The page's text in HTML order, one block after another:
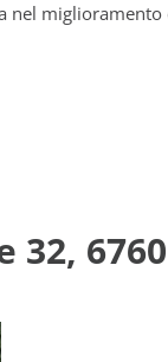
nel
32,